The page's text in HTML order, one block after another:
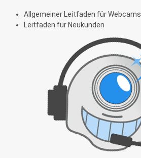
Allgemeiner Leitfaden für Webcams
Leitfaden für Neukunden